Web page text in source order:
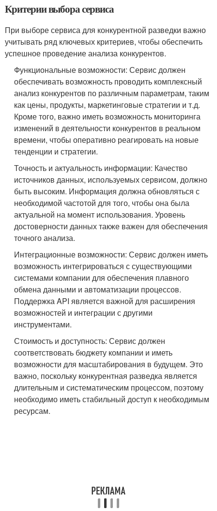
Критерии выбора сервиса
При выборе сервиса для конкурентной разведки важно
учитывать ряд ключевых критериев, чтобы обеспечить
успешное проведение анализа конкурентов.
Функциональные возможности: Сервис должен
обеспечивать возможность проводить комплексный
анализ конкурентов по различным параметрам, таким
как цены, продукты, маркетинговые стратегии и т.д.
Кроме того, важно иметь возможность мониторинга
изменений в деятельности конкурентов в реальном
времени, чтобы оперативно реагировать на новые
тенденции и стратегии.
Точность и актуальность информации: Качество
источников данных, используемых сервисом, должно
быть высоким. Информация должна обновляться с
необходимой частотой для того, чтобы она была
актуальной на момент использования. Уровень
достоверности данных также важен для обеспечения
точного анализа.
Интеграционные возможности: Сервис должен иметь
возможность интегрироваться с существующими
системами компании для обеспечения плавного
обмена данными и автоматизации процессов.
Поддержка API является важной для расширения
возможностей и интеграции с другими
инструментами.
Стоимость и доступность: Сервис должен
соответствовать бюджету компании и иметь
возможности для масштабирования в будущем. Это
важно, поскольку конкурентная разведка является
длительным и систематическим процессом, поэтому
необходимо иметь стабильный доступ к необходимым
ресурсам.